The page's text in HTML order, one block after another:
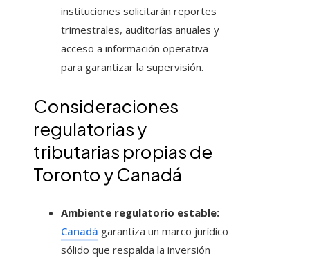
instituciones solicitarán reportes
trimestrales, auditorías anuales y
acceso a información operativa
para garantizar la supervisión.
Consideraciones
regulatorias y
tributarias propias de
Toronto y Canadá
Ambiente regulatorio estable:
Canadá garantiza un marco jurídico
sólido que respalda la inversión